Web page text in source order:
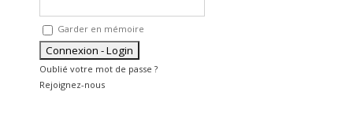
Garder en mémoire
Oublié votre mot de passe ?
Rejoignez-nous